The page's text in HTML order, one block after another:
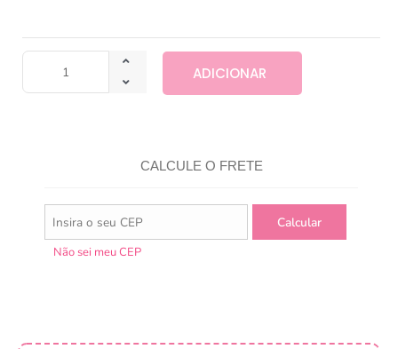
ADICIONAR
CALCULE O FRETE
Não sei meu CEP